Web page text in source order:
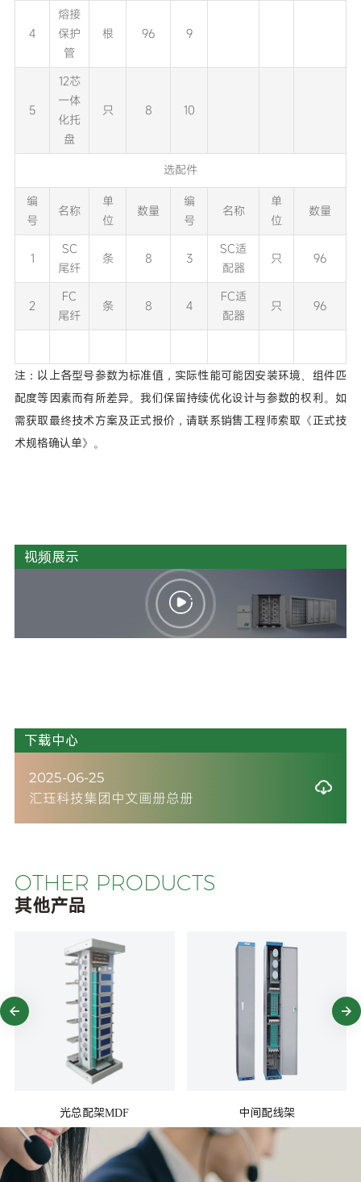
4
熔接
保护
管
根 96 9
5
12芯
一体
化托
盘
只 8 10
选配件
编
号
名称
单
位
数量
编
号
名称
单
位
数量
1
SC
尾纤
条 8 3
SC适
配器
只 96
2
FC
尾纤
条 8 4
FC适
配器
只 96
注：以上各型号参数为标准值，实际性能可能因安装环境、组件匹
配度等因素而有所差异。我们保留持续优化设计与参数的权利。如
需获取最终技术方案及正式报价，请联系销售工程师索取《正式技
术规格确认单》。
视频展示
下载中心
2025-06-25
汇珏科技集团中文画册总册
OTHER PRODUCTS
其他产品
光总配架MDF 中间配线架